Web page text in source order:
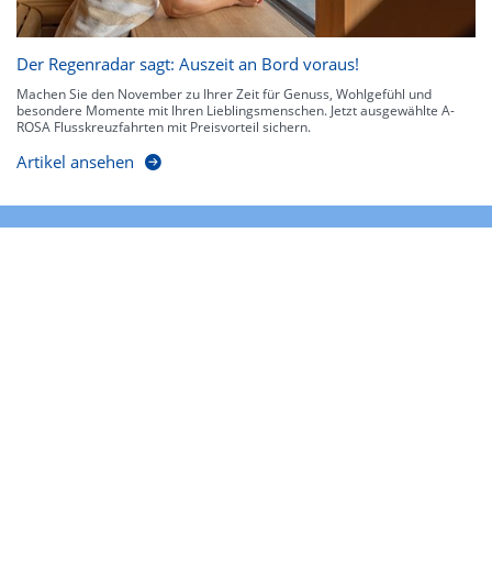
Der Regenradar sagt: Auszeit an Bord voraus!
Machen Sie den November zu Ihrer Zeit für Genuss, Wohlgefühl und
besondere Momente mit Ihren Lieblingsmenschen. Jetzt ausgewählte A-
ROSA Flusskreuzfahrten mit Preisvorteil sichern.
Artikel ansehen